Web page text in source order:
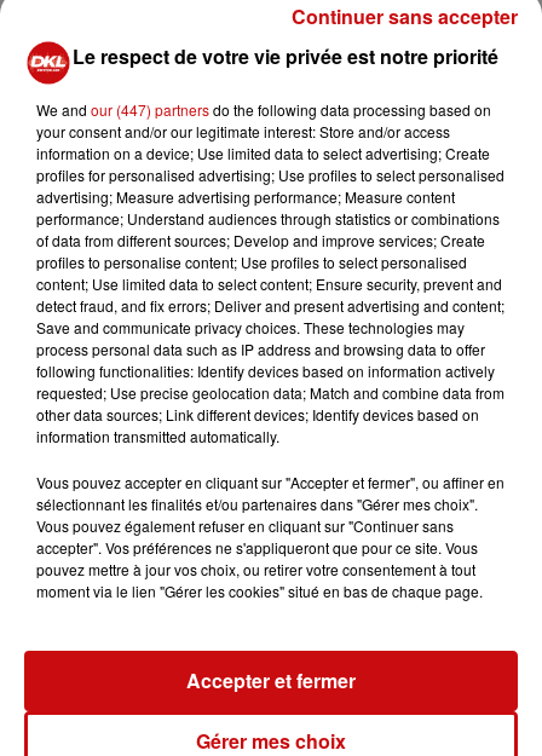
pour participer à cette aventure sur scène ou en
coulisses, en fonction de leurs souhaits, compétences et
disponibilités.
préparent ce nouveau spectacle « Terra Alsatia » et
faites revivre avec eux cette période intense de l’histoire
alsacienne !
Aucun prérequis demandé, juste
l’envie de participer à une belle
aventure humaine !
La 1ère réunion des bénévoles pour la présentation
du spectacle et le casting : Le 5 juillet de 14h à 17h
Ajouter à votre calendrier
du5 juillet 2025 à 14h00
au5 juillet 2025 à 17h00
Le respect de votre vie privée est notre priorité
We and our (447) partnersdo the following data processing based on
your consent and/or our legitimate interest: Store and/or access
information on a device; Use limited data to select advertising; Create
profiles for personalised advertising; Use profiles to select personalised
advertising; Measure advertising performance; Measure content
performance; Understand audiences through statistics or combinations
of data from different sources; Develop and improve services; Create
profiles to personalise content; Use profiles to select personalised
content; Use limited data to select content; Ensure security, prevent and
detect fraud, and fix errors; Deliver and present advertising and content;
Save and communicate privacy choices. These technologies may
process personal data such as IP address and browsing data to offer
following functionalities: Identify devices based on information actively
requested; Use precise geolocation data; Match and combine data from
other data sources; Link different devices; Identify devices based on
information transmitted automatically.
Vous pouvez accepter en cliquant sur "Accepter et fermer", ou affiner en
sélectionnant les finalités et/ou partenaires dans "Gérer mes choix".
Vous pouvez également refuser en cliquant sur "Continuer sans
accepter". Vos préférences ne s'appliqueront que pour ce site. Vous
pouvez mettre à jour vos choix, ou retirer votre consentement à tout
moment via le lien "Gérer les cookies" situé en bas de chaque page.
Gérer mes choix
Accepter et fermer
Continuer sans accepter